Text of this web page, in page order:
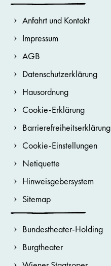
Anfahrt und Kontakt
Impressum
AGB
Datenschutzerklärung
Hausordnung
Cookie-Erklärung
Barrierefreiheitserklärung
Cookie-Einstellungen
Netiquette
Hinweisgebersystem
Sitemap
Bundestheater-Holding
Burgtheater